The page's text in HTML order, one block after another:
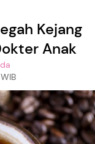
Kejang
Anak